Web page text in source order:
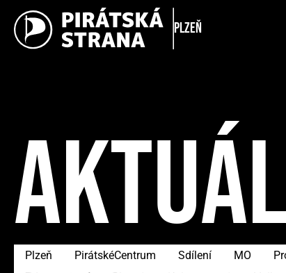
Plzeň
Plzeň PirátskéCentrum Sdílení MO